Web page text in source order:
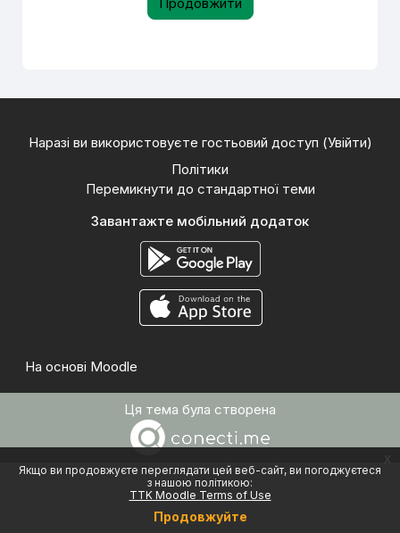
Якщо ви продовжуєте переглядати цей веб-сайт, ви погоджуєтеся
з нашою політикою:
TTK Moodle Terms of Use
Продовжуйте
x
Наразі ви використовуєте гостьовий доступ (Увійти)
Політики
Перемикнути до стандартної теми
Завантажте мобільний додаток
На основі Moodle
Ця тема була створена